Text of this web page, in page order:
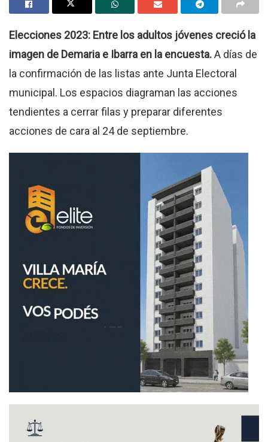
Elecciones 2023: Entre los adultos jóvenes creció la
imagen de Demaria e Ibarra en la encuesta.A días de
la confirmación de las listas ante Junta Electoral
municipal. Los espacios diagraman las acciones
tendientes a cerrar filas y preparar diferentes
acciones de cara al 24 de septiembre.